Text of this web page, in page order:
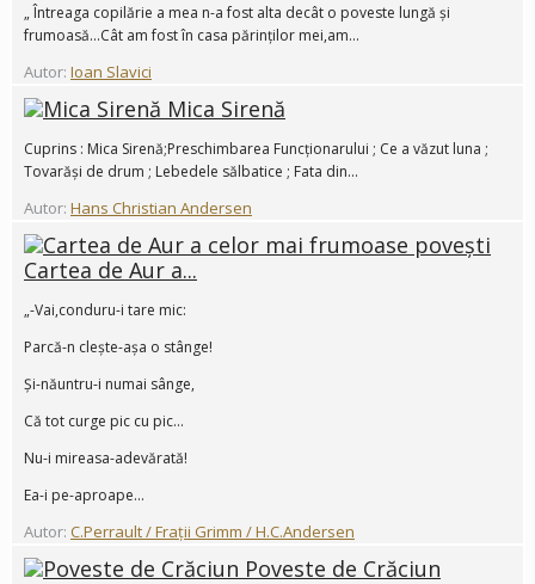
„ Întreaga copilărie a mea n-a fost alta decât o poveste lungă și
frumoasă...Cât am fost în casa părinților mei,am...
Autor: Ioan Slavici
Mica Sirenă
Cuprins : Mica Sirenă;Preschimbarea Funcționarului ; Ce a văzut luna ;
Tovarăși de drum ; Lebedele sălbatice ; Fata din...
Autor: Hans Christian Andersen
Cartea de Aur a...
„-Vai,conduru-i tare mic:
Parcă-n clește-așa o stânge!
Și-năuntru-i numai sânge,
Că tot curge pic cu pic...
Nu-i mireasa-adevărată!
Ea-i pe-aproape...
Autor: C.Perrault / Frații Grimm / H.C.Andersen
Poveste de Crăciun